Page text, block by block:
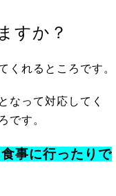
すか？
くれるところです。
なって対応してく
です。
事に行ったりで